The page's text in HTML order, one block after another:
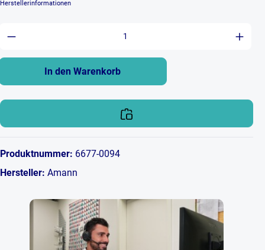
Herstellerinformationen
Anzahl: Gib den gewünschten Wert
In den Warenkorb
Produktnummer: 6677-0094
Hersteller: Amann